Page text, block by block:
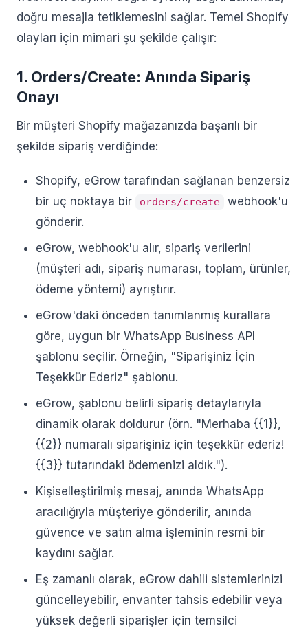
doğru mesajla tetiklemesini sağlar. Temel Shopify
olayları için mimari şu şekilde çalışır:
1. Orders/Create: Anında Sipariş
Onayı
Bir müşteri Shopify mağazanızda başarılı bir
şekilde sipariş verdiğinde:
Shopify, eGrow tarafından sağlanan benzersiz
bir uç noktaya bir
orders/create
webhook'u
gönderir.
eGrow, webhook'u alır, sipariş verilerini
(müşteri adı, sipariş numarası, toplam, ürünler,
ödeme yöntemi) ayrıştırır.
eGrow'daki önceden tanımlanmış kurallara
göre, uygun bir WhatsApp Business API
şablonu seçilir. Örneğin, "Siparişiniz İçin
Teşekkür Ederiz" şablonu.
eGrow, şablonu belirli sipariş detaylarıyla
dinamik olarak doldurur (örn. "Merhaba {{1}},
{{2}} numaralı siparişiniz için teşekkür ederiz!
{{3}} tutarındaki ödemenizi aldık.").
Kişiselleştirilmiş mesaj, anında WhatsApp
aracılığıyla müşteriye gönderilir, anında
güvence ve satın alma işleminin resmi bir
kaydını sağlar.
Eş zamanlı olarak, eGrow dahili sistemlerinizi
güncelleyebilir, envanter tahsis edebilir veya
yüksek değerli siparişler için temsilci